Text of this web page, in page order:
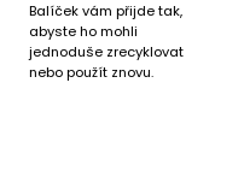
Balíček vám přijde tak,
abyste ho mohli
jednoduše zrecyklovat
nebo použít znovu.